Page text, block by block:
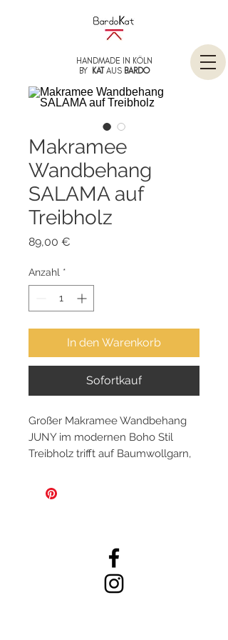
HANDMADE IN KÖLN
BY KATAUS BARDO
Makramee
Wandbehang
SALAMA auf
Treibholz
89,00 €
Anzahl *
In den Warenkorb
Sofortkauf
Großer Makramee Wandbehang
JUNY im modernen Boho Stil
Treibholz trifft auf Baumwollgarn,
Dieser liebevoll geknüpfter
modernen Boho Touch in Deine
Inneneinrichtung! Im
Wohnzimmer, Eingangsbereich,